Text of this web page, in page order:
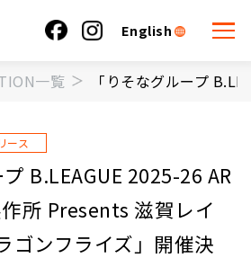
English
一覧 「りそなグループ
ース
B.LEAGUE 2025-26 AR
所 Presents 滋賀レイ
ゴンフライズ」開催決